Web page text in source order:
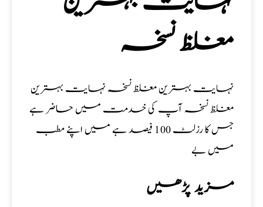
مغلظ نسخہ
نہایت بہترین مغلظ نسخہ نہایت بہترین
مغلظ نسخہ آپ کی خدمت میں حاضر ہے
جس کا رزلٹ 100 فیصد ہے میں اپنے مطب
میں بے
مزید پڑھیں